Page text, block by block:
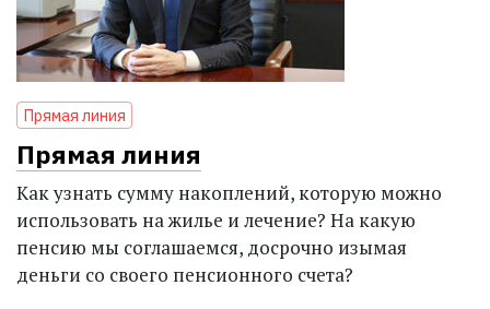
Прямая линия
Прямая линия
Как узнать сумму накоплений, которую можно
использовать на жилье и лечение? На какую
пенсию мы соглашаемся, досрочно изымая
деньги со своего пенсионного счета?